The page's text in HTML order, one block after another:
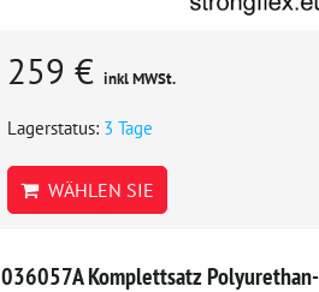
259 €inkl MWSt.
Lagerstatus: 3 Tage
WÄHLEN SIE
036057A Komplettsatz Polyurethan-